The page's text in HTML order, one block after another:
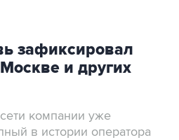
зафиксировал
и других
компании уже
в истории оператора